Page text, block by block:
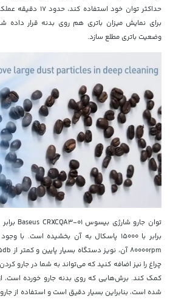
برای نمایش میزان باتری هم روی بدنه قرار داده
وضعیت باتری مطلع سازد.
برابر با 15000 پاسکال به آن بخشیده
چراغ را نیز اضافه کنید که می‌تواند به شما در جارو
شده است، بنابراین بسیار دقیق است و استفاده از